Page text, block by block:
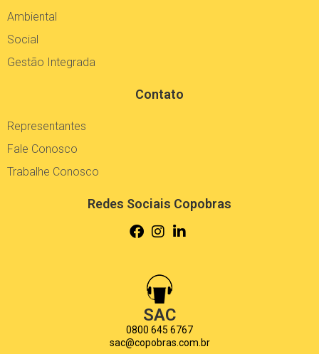
Ambiental
Social
Gestão Integrada
Contato
Representantes
Fale Conosco
Trabalhe Conosco
Redes Sociais Copobras
SAC
0800 645 6767
sac@copobras.com.br